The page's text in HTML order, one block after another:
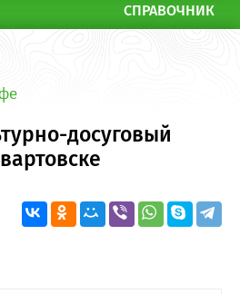
СПРАВОЧНИК
досуговый